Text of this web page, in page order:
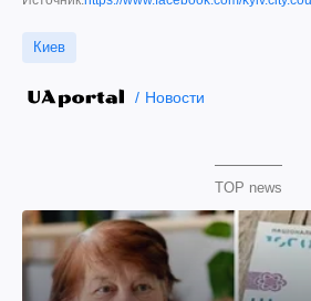
Киев
Новости
TOP news